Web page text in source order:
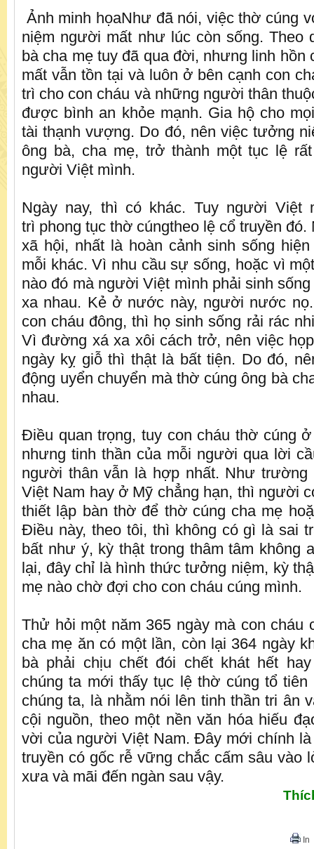
Ảnh minh họaNhư đã nói, việc thờ cúng
niệm người mất như lúc còn sống. Theo
bà cha mẹ tuy đã qua đời, nhưng linh
mất vẫn tồn tại và luôn ở bên cạnh con
trì cho con cháu và những người thân
được bình an khỏe mạnh. Gia hộ cho
tài thạnh vượng. Do đó, nên việc tưởng
ông bà, cha mẹ, trở thành một tục lệ
người Việt mình.
Ngày nay, thì có khác. Tuy người Việt
trì phong tục thờ cúngtheo lệ cổ truyền
xã hội, nhất là hoàn cảnh sinh sống
mỗi khác. Vì nhu cầu sự sống, hoặc vì
nào đó mà người Việt mình phải sinh
xa nhau. Kẻ ở nước này, người nước
con cháu đông, thì họ sinh sống rải rác
Vì đường xá xa xôi cách trở, nên việc
ngày kỵ giỗ thì thật là bất tiện. Do đó,
động uyển chuyển mà thờ cúng ông bà
nhau.
Ðiều quan trọng, tuy con cháu thờ cúng
nhưng tinh thần của mỗi người qua lời
người thân vẫn là hợp nhất. Như
Việt Nam hay ở Mỹ chẳng hạn, thì người
thiết lập bàn thờ để thờ cúng cha mẹ
Ðiều này, theo tôi, thì không có gì là sai
bất như ý, kỳ thật trong thâm tâm không
lại, đây chỉ là hình thức tưởng niệm, kỳ
mẹ nào chờ đợi cho con cháu cúng mình.
Thử hỏi một năm 365 ngày mà con cháu
cha mẹ ăn có một lần, còn lại 364 ngày
bà phải chịu chết đói chết khát hết
chúng ta mới thấy tục lệ thờ cúng tổ tiên
chúng ta, là nhằm nói lên tinh thần tri ân
cội nguồn, theo một nền văn hóa hiếu
vời của người Việt Nam. Ðây mới chính là
truyền có gốc rễ vững chắc cấm sâu vào
xưa và mãi đến ngàn sau vậy.
In